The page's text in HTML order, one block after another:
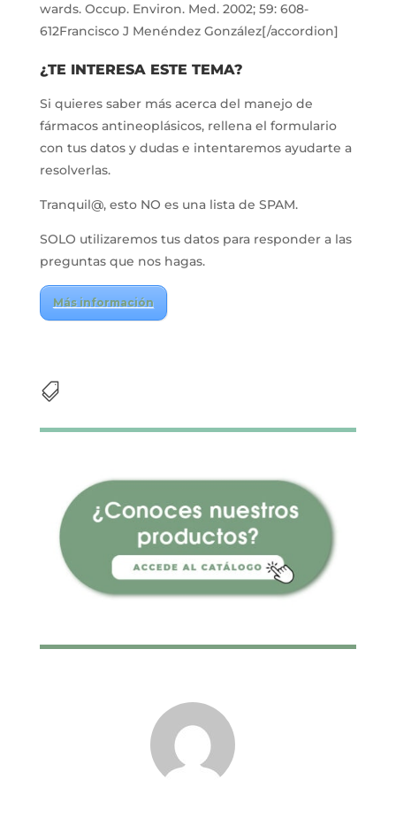
wards. Occup. Environ. Med. 2002; 59: 608-
612Francisco J Menéndez González[/accordion]
¿TE INTERESA ESTE TEMA?
Si quieres saber más acerca del manejo de
fármacos antineoplásicos, rellena el formulario
con tus datos y dudas e intentaremos ayudarte a
resolverlas.
Tranquil@, esto NO es una lista de SPAM.
SOLO utilizaremos tus datos para responder a las
preguntas que nos hagas.
Más información
